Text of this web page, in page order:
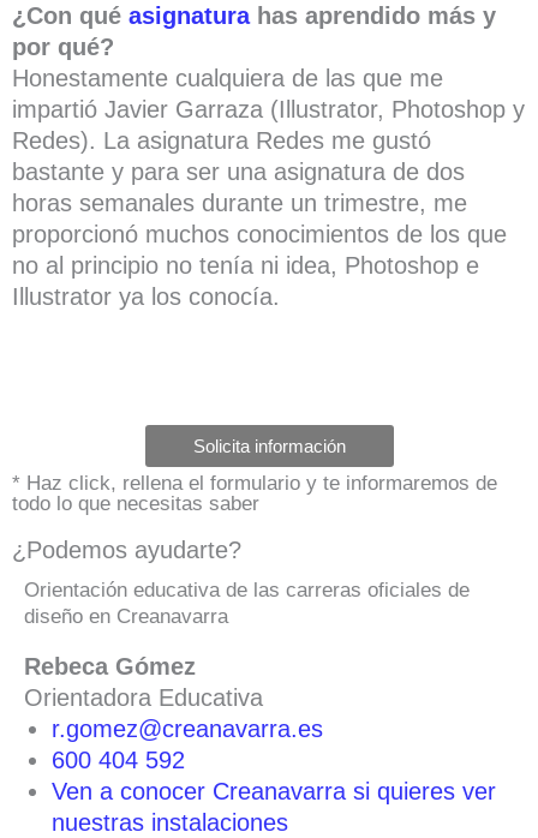
¿Con qué asignaturahas aprendido más y
por qué?
Honestamente cualquiera de las que me
impartió Javier Garraza (Illustrator, Photoshop y
Redes). La asignatura Redes me gustó
bastante y para ser una asignatura de dos
horas semanales durante un trimestre, me
proporcionó muchos conocimientos de los que
no al principio no tenía ni idea, Photoshop e
Illustrator ya los conocía.
Solicita información
* Haz click, rellena el formulario y te informaremos de
todo lo que necesitas saber
¿Podemos ayudarte?
Orientación educativa de las carreras oficiales de
diseño en Creanavarra
Rebeca Gómez
Orientadora Educativa
r.gomez@creanavarra.es
600 404 592
Ven a conocer Creanavarra si quieres ver
nuestras instalaciones